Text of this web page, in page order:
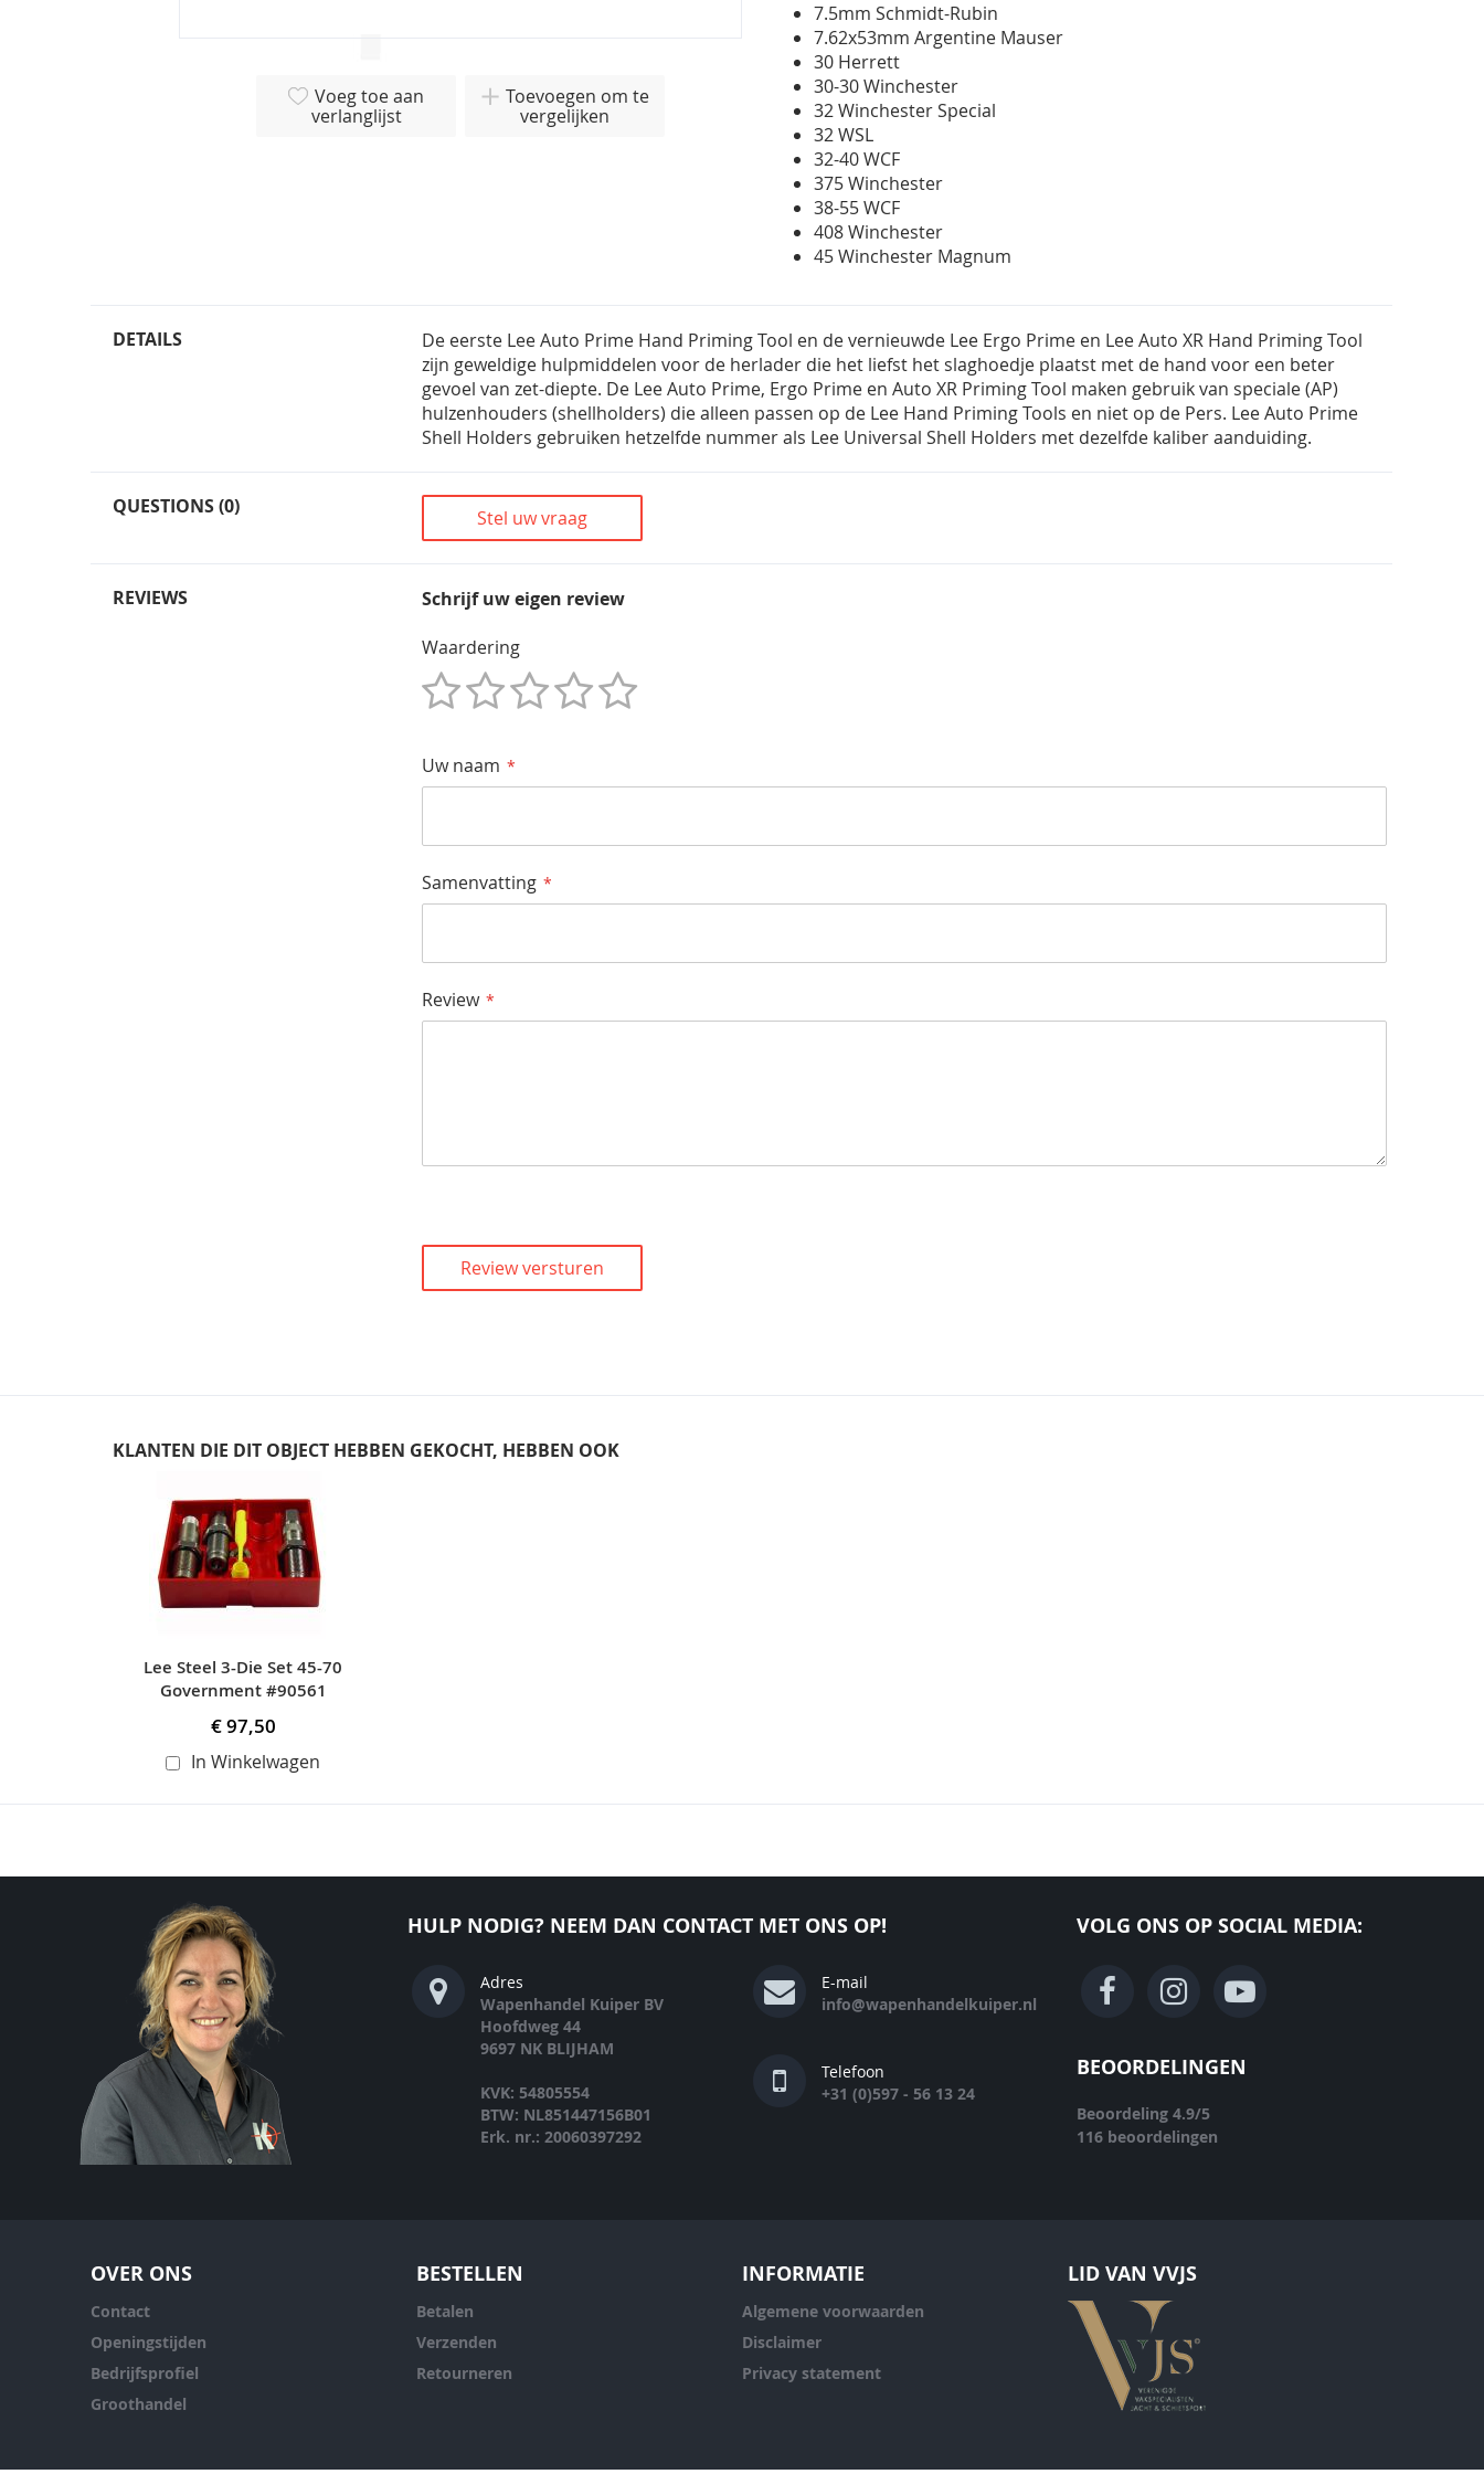
Voeg toe aan
verlanglijst
Toevoegen om te
vergelijken
7.5mm Schmidt-Rubin
7.62x53mm Argentine Mauser
30 Herrett
30-30 Winchester
32 Winchester Special
32 WSL
32-40 WCF
375 Winchester
38-55 WCF
408 Winchester
45 Winchester Magnum
DETAILS
De eerste Lee Auto Prime Hand Priming Tool en de vernieuwde Lee Ergo Prime en Lee Auto XR Hand Priming Tool
zijn geweldige hulpmiddelen voor de herlader die het liefst het slaghoedje plaatst met de hand voor een beter
gevoel van zet-diepte. De Lee Auto Prime, Ergo Prime en Auto XR Priming Tool maken gebruik van speciale (AP)
hulzenhouders (shellholders) die alleen passen op de Lee Hand Priming Tools en niet op de Pers. Lee Auto Prime
Shell Holders gebruiken hetzelfde nummer als Lee Universal Shell Holders met dezelfde kaliber aanduiding.
QUESTIONS (0) Stel uw vraag
REVIEWS
Schrijf uw eigen review
Waardering
Uw naam
Samenvatting
Review
Review versturen
KLANTEN DIE DIT OBJECT HEBBEN GEKOCHT, HEBBEN OOK
carousel
Lee Steel 3-Die Set 45-70
Government #90561
€ 97,50
In Winkelwagen
HULP NODIG? NEEM DAN CONTACT MET ONS OP!
Adres
Wapenhandel Kuiper BV
Hoofdweg 44
9697 NK BLIJHAM
KVK: 54805554
BTW: NL851447156B01
Erk. nr.: 20060397292
E-mail
info@wapenhandelkuiper.nl
Telefoon
+31 (0)597 - 56 13 24
VOLG ONS OP SOCIAL MEDIA:
BEOORDELINGEN
Beoordeling 4.9/5
116 beoordelingen
OVER ONS
Contact
Openingstijden
Bedrijfsprofiel
Groothandel
BESTELLEN
Betalen
Verzenden
Retourneren
INFORMATIE
Algemene voorwaarden
Disclaimer
Privacy statement
LID VAN VVJS